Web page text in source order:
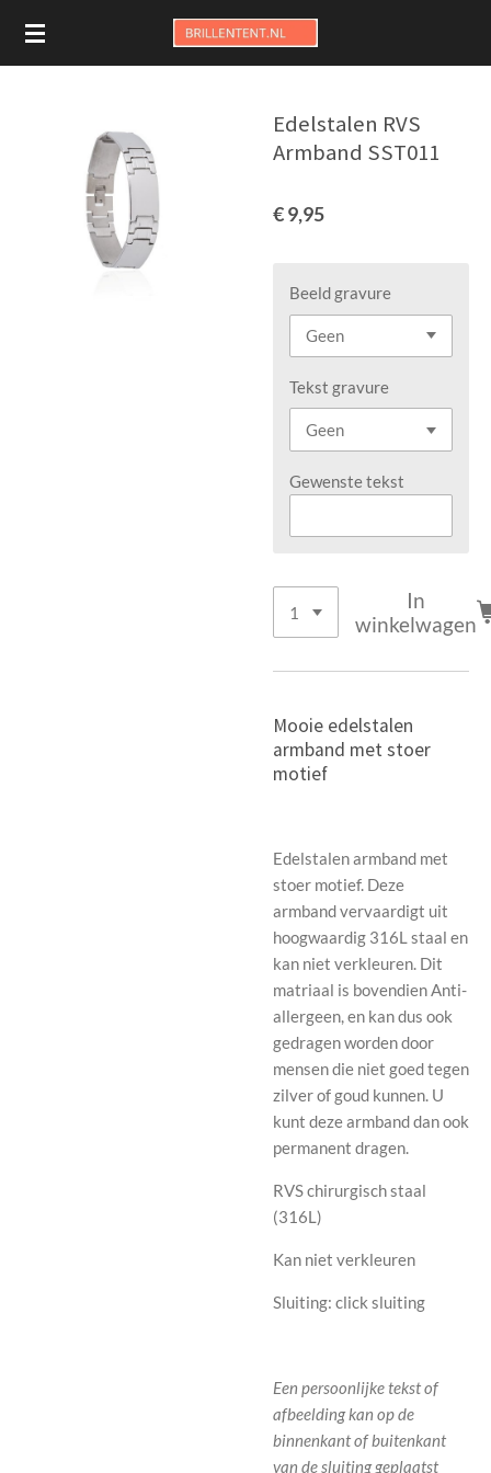
Ga
direct
hoofdinhoud
Edelstalen RVS
Armband SST011
€ 9,95
Beeld gravure
Tekst gravure
Gewenste tekst
In
winkelwagen
Mooie edelstalen
armband met stoer
motief
Edelstalen armband met
stoer motief. Deze
armband vervaardigt uit
hoogwaardig 316L staal en
kan niet verkleuren. Dit
matriaal is bovendien Anti-
allergeen, en kan dus ook
gedragen worden door
mensen die niet goed tegen
zilver of goud kunnen. U
kunt deze armband dan ook
permanent dragen.
RVS chirurgisch staal
(316L)
Kan niet verkleuren
Sluiting: click sluiting
Een persoonlijke tekst of
afbeelding kan op de
binnenkant of buitenkant
van de sluiting geplaatst